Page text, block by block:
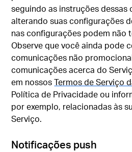
seguindo as instruções dessas
alterando suas configurações
nas configurações podem não
Observe que você ainda pode
comunicações não
comunicações acerca do
em nossosTermos de Serviço
Política de Privacidade ou
por exemplo, relacionadas às
Serviço.
Notificações push